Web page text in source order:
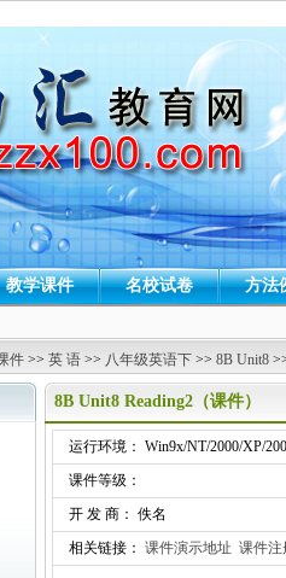
教学课件 名校试卷 方法
件 >> 英 语 >> 八年级英语下 >> 8B Unit8
8B Unit8 Reading2（课件）
运行环境： Win9x/NT/2000/XP/
课件等级：
开 发 商： 佚名
相关链接： 课件演示地址 课件注